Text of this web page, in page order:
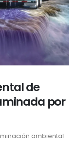
de
por
ambiental